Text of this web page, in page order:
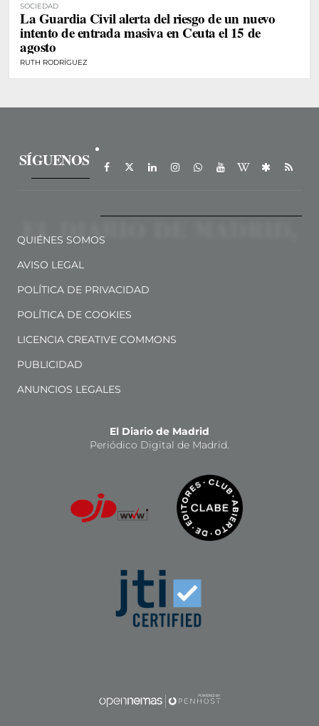
SOCIEDAD
La Guardia Civil alerta del riesgo de un nuevo
intento de entrada masiva en Ceuta el 15 de
agosto
RUTH RODRÍGUEZ
SÍGUENOS
QUIÉNES SOMOS
AVISO LEGAL
POLÍTICA DE PRIVACIDAD
POLÍTICA DE COOKIES
LICENCIA CREATIVE COMMONS
PUBLICIDAD
ANUNCIOS LEGALES
El Diario de Madrid
Periódico Digital de Madrid.